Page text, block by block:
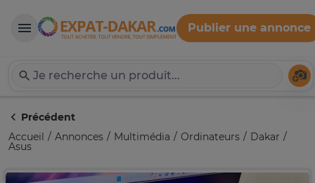
Expat-Dakar
Publier une annonce
Précédent
Accueil
Annonces Multimédia Ordinateurs Dakar
Asus